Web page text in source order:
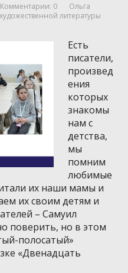
Комментарии: 0
Ольга
литературы
Есть
писатели,
произвед
ения
которых
знакомы
нам с
детства,
мы
помним
любимые
их наши мамы и
их своим детям и
– Самуил
поверить, но в этом
полосатый»
«Двенадцать